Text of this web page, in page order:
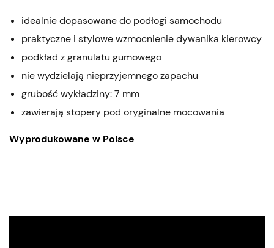
idealnie dopasowane do podłogi samochodu
praktyczne i stylowe wzmocnienie dywanika kierowcy
podkład z granulatu gumowego
nie wydzielają nieprzyjemnego zapachu
grubość wykładziny: 7 mm
zawierają stopery pod oryginalne mocowania
Wyprodukowane w Polsce